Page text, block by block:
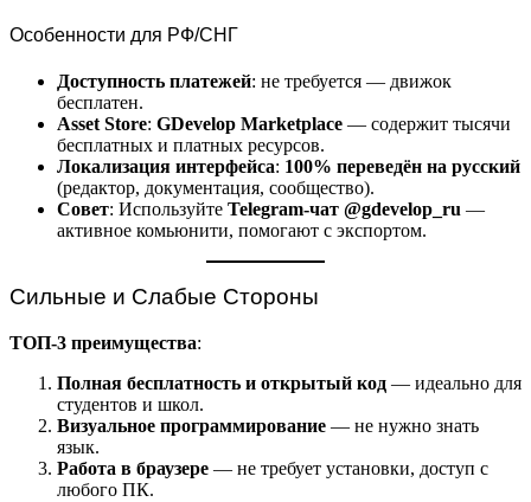
Особенности для РФ/СНГ
Доступность платежей: не требуется — движок
бесплатен.
Asset Store: GDevelop Marketplace — содержит тысячи
бесплатных и платных ресурсов.
Локализация интерфейса: 100% переведён на русский
(редактор, документация, сообщество).
Совет: Используйте Telegram-чат @gdevelop_ru —
активное комьюнити, помогают с экспортом.
Сильные и Слабые Стороны
ТОП-3 преимущества:
Полная бесплатность и открытый код — идеально для
студентов и школ.
Визуальное программирование — не нужно знать
язык.
Работа в браузере — не требует установки, доступ с
любого ПК.